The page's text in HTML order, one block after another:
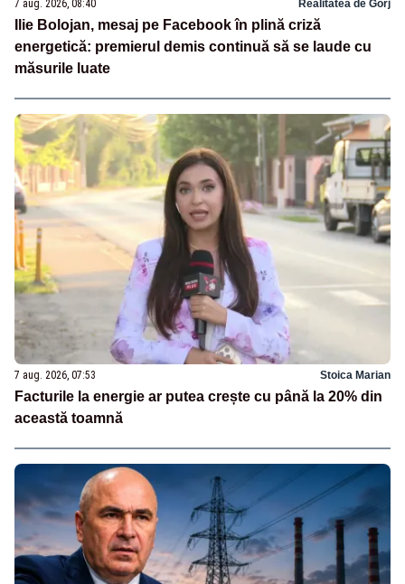
7 aug. 2026, 08:40 Realitatea de Gorj
Ilie Bolojan, mesaj pe Facebook în plină criză
energetică: premierul demis continuă să se laude cu
măsurile luate
7 aug. 2026, 07:53 Stoica Marian
Facturile la energie ar putea crește cu până la 20% din
această toamnă